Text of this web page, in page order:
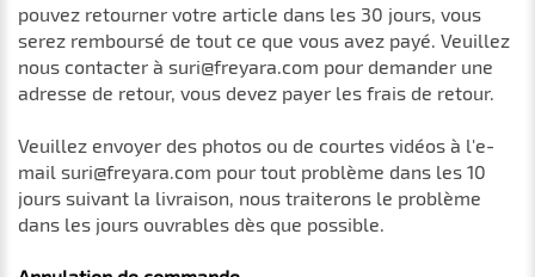
pouvez retourner votre article dans les 30 jours, vous
serez remboursé de tout ce que vous avez payé. Veuillez
nous contacter à suri@freyara.com pour demander une
adresse de retour, vous devez payer les frais de retour.
Veuillez envoyer des photos ou de courtes vidéos à l'e-
mail suri@freyara.com pour tout problème dans les 10
jours suivant la livraison, nous traiterons le problème
dans les jours ouvrables dès que possible.